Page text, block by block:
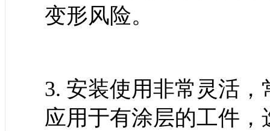
变形风险。
3. 安装使用非常灵活
应用于有涂层的工件